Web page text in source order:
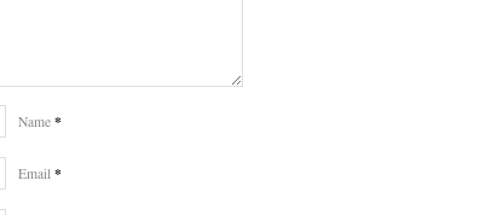
Name *
Email *